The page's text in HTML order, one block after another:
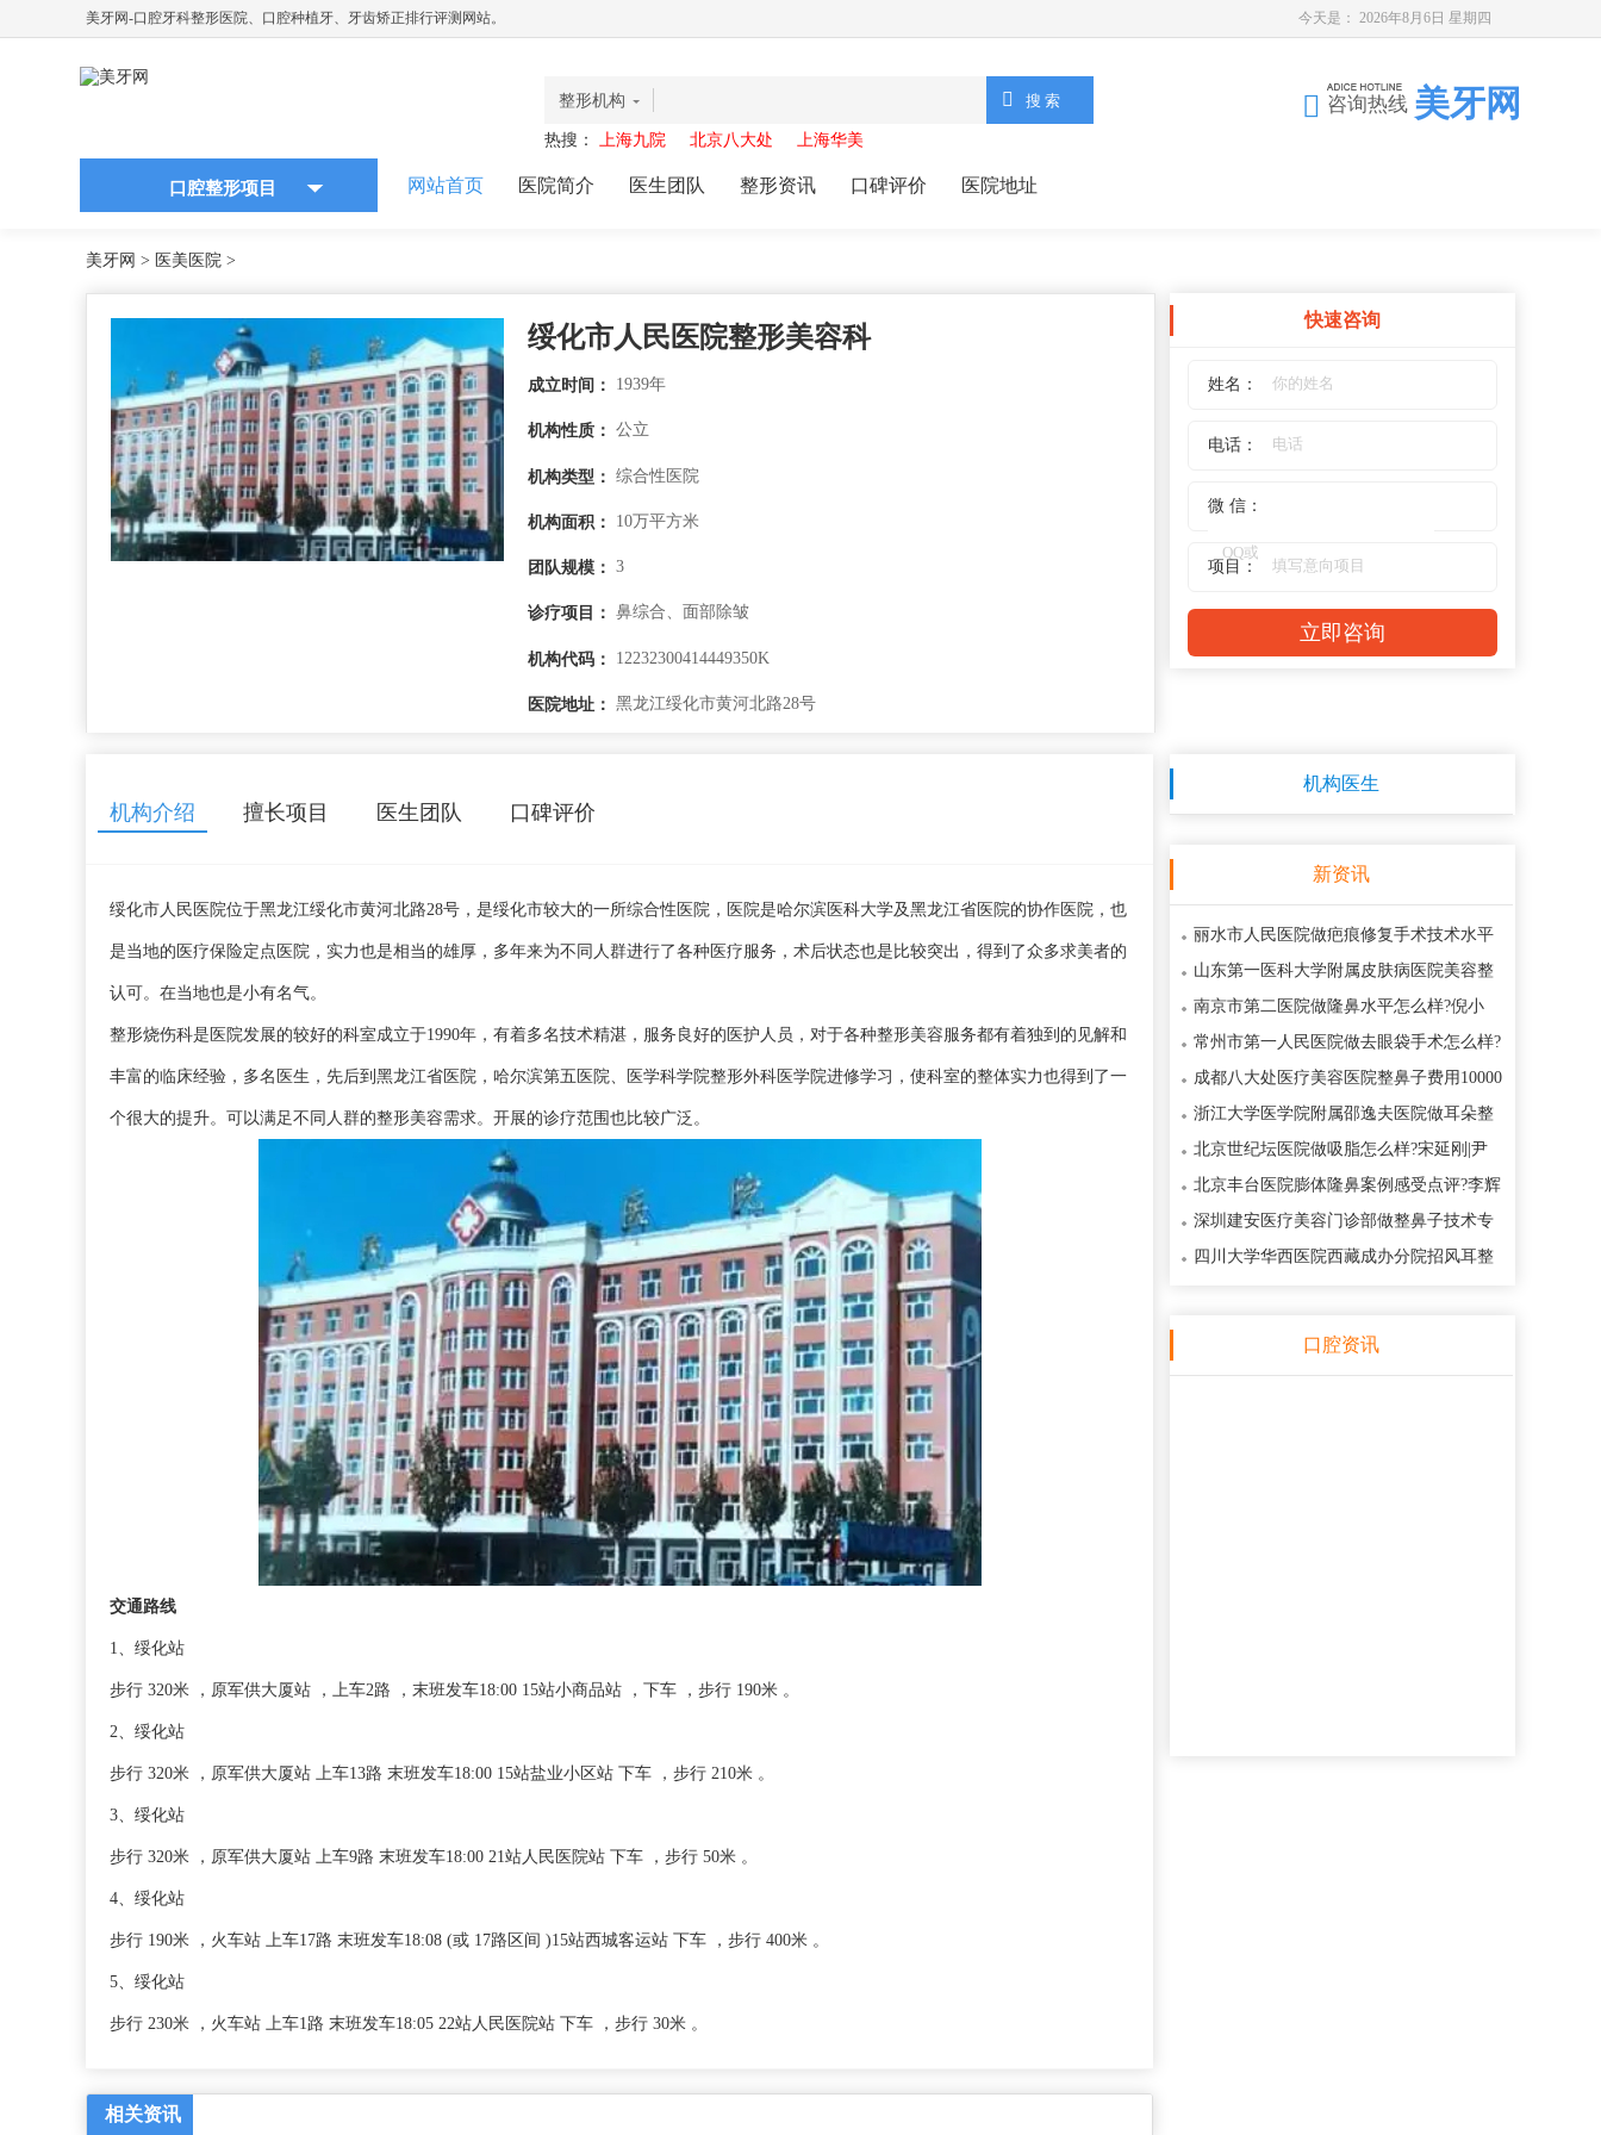
美牙网-口腔牙科整形医院、口腔种植牙、牙齿矫正排行评测网站。 今天是： 2026年8月6日 星期四
整形机构
热搜： 上海九院 北京八大处 上海华美
咨询热线 美牙网
口腔整形项目 网站首页 医院简介 医生团队 整形资讯 口碑评价 医院地址
美牙网 > 医美医院 >
绥化市人民医院整形美容科
成立时间： 1939年
机构性质： 公立
机构类型： 综合性医院
机构面积： 10万平方米
团队规模： 3
诊疗项目： 鼻综合、面部除皱
机构代码： 12232300414449350K
医院地址： 黑龙江绥化市黄河北路28号
快速咨询
姓名：
电话：
微 信：
项目：
立即咨询
机构介绍 擅长项目 医生团队 口碑评价
绥化市人民医院位于黑龙江绥化市黄河北路28号，是绥化市较大的一所综合性医院，医院是哈尔滨医科大学及黑龙江省医院的协作医院，也
是当地的医疗保险定点医院，实力也是相当的雄厚，多年来为不同人群进行了各种医疗服务，术后状态也是比较突出，得到了众多求美者的
认可。在当地也是小有名气。
整形烧伤科是医院发展的较好的科室成立于1990年，有着多名技术精湛，服务良好的医护人员，对于各种整形美容服务都有着独到的见解和
丰富的临床经验，多名医生，先后到黑龙江省医院，哈尔滨第五医院、医学科学院整形外科医学院进修学习，使科室的整体实力也得到了一
个很大的提升。可以满足不同人群的整形美容需求。开展的诊疗范围也比较广泛。
交通路线
1、绥化站
步行 320米 ，原军供大厦站 ，上车2路 ，末班发车18:00 15站小商品站 ，下车 ，步行 190米 。
2、绥化站
步行 320米 ，原军供大厦站 上车13路 末班发车18:00 15站盐业小区站 下车 ，步行 210米 。
3、绥化站
步行 320米 ，原军供大厦站 上车9路 末班发车18:00 21站人民医院站 下车 ，步行 50米 。
4、绥化站
步行 190米 ，火车站 上车17路 末班发车18:08 (或 17路区间 )15站西城客运站 下车 ，步行 400米 。
5、绥化站
步行 230米 ，火车站 上车1路 末班发车18:05 22站人民医院站 下车 ，步行 30米 。
相关资讯
机构医生
新资讯
丽水市人民医院做疤痕修复手术技术水平
高吗?朱薛锋|丁架月医生疤痕修复手术
山东第一医科大学附属皮肤病医院美容整
形祛疤价钱坑不坑?林燕|刘华绪医生美
南京市第二医院做隆鼻水平怎么样?倪小
冬|刘育凤医生隆鼻优惠价格是多少130
常州市第一人民医院做去眼袋手术怎么样?
李玲巧|王德伟|王屋金医生去眼袋手术
成都八大处医疗美容医院整鼻子费用10000
元起?田孝臣|祁峰医生整鼻子手术亮点
浙江大学医学院附属邵逸夫医院做耳朵整
形专业吗?耳朵整形术后案例记录反馈
北京世纪坛医院做吸脂怎么样?宋延刚|尹
宏宇医生吸脂技术手法点评
北京丰台医院膨体隆鼻案例感受点评?李辉
医生膨体隆鼻什么价格13000元起
深圳建安医疗美容门诊部做整鼻子技术专
业吗?季滢|郝健医生整鼻子手术实力口
四川大学华西医院西藏成办分院招风耳整
口腔资讯